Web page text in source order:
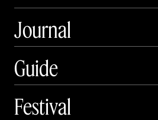
Journal
Guide
Festival